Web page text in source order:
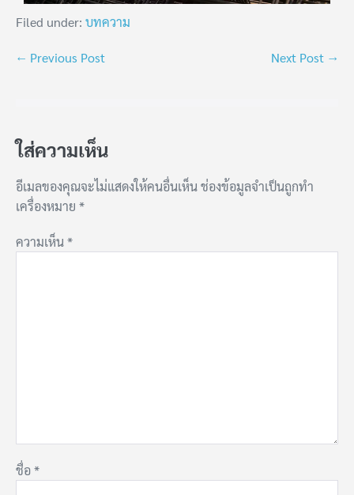
Filed under: บทความ
← Previous Post Next Post →
ใส่ความเห็น
อีเมลของคุณจะไม่แสดงให้คนอื่นเห็นช่องข้อมูลจำเป็นถูกทำ
เครื่องหมาย *
ความเห็น*
ชื่อ*